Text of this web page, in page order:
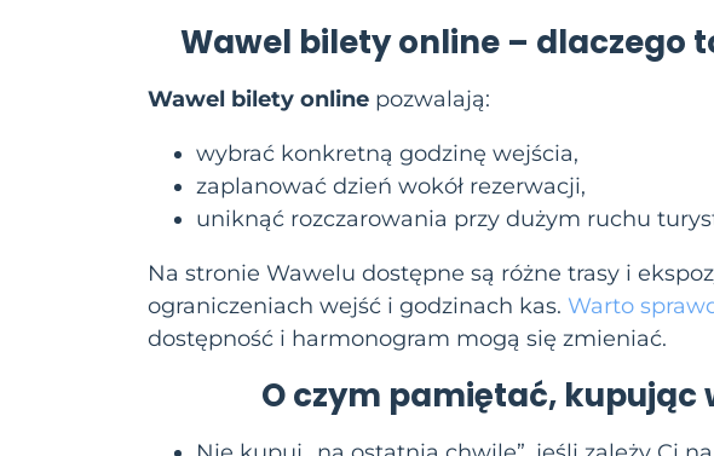
Wawel bilety online– dlaczego
Wawel bilety online pozwalają:
wybrać konkretną godzinę wejścia,
zaplanować dzień wokół rezerwacji,
uniknąć rozczarowania przy dużym ruchu
Na stronie Wawelu dostępne są różne trasy i
ograniczeniach wejść i godzinach kas. Warto
dostępność i harmonogram mogą się zmieniać.
O czym pamiętać, kupując